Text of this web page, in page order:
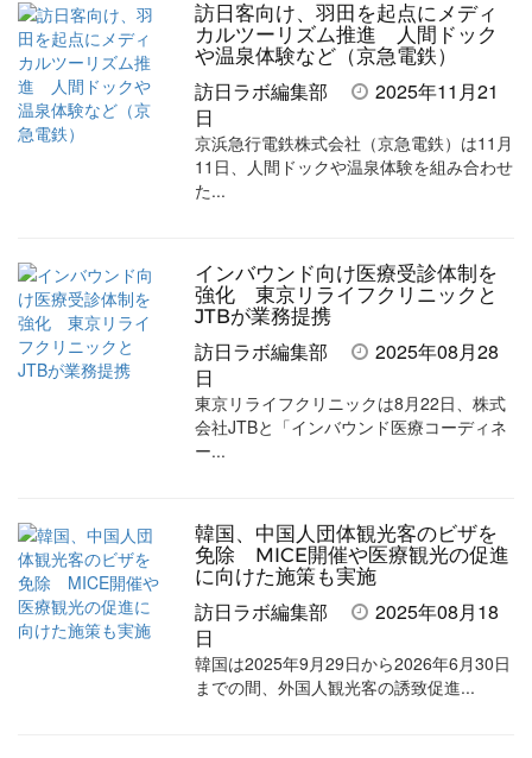
追
加
訪日客向け、羽田を起点にメディ
カルツーリズム推進 人間ドック
や温泉体験など（京急電鉄）
訪日ラボ編集部
2025年11月21
日
京浜急行電鉄株式会社（京急電鉄）は11月
11日、人間ドックや温泉体験を組み合わせ
た...
インバウンド向け医療受診体制を
強化 東京リライフクリニックと
JTBが業務提携
訪日ラボ編集部
2025年08月28
日
東京リライフクリニックは8月22日、株式
会社JTBと「インバウンド医療コーディネ
ー...
韓国、中国人団体観光客のビザを
免除 MICE開催や医療観光の促進
に向けた施策も実施
訪日ラボ編集部
2025年08月18
日
韓国は2025年9月29日から2026年6月30日
までの間、外国人観光客の誘致促進...